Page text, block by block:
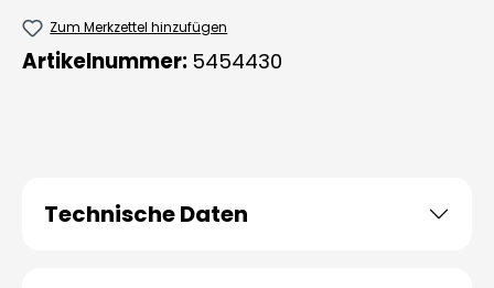
Zum Merkzettel hinzufügen
Artikelnummer: 5454430
Technische Daten